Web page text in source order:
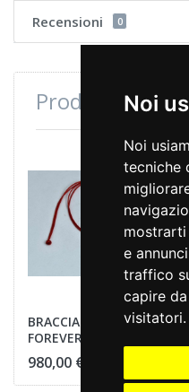
Noi
Noi
tecniche
e
traffico
capire
visitatori.
Recensioni 0
Prodotti
BRACCIALE LUCCHETTO
FOREVER
980,00 €